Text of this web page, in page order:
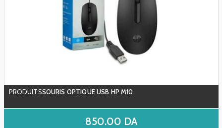
SOURIS OPTIQUE USB HP M10
850.00 DA